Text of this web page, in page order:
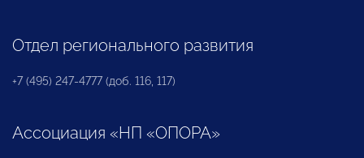
Отдел регионального развития
+7 (495) 247-4777 (доб. 116, 117)
Ассоциация «НП «ОПОРА»